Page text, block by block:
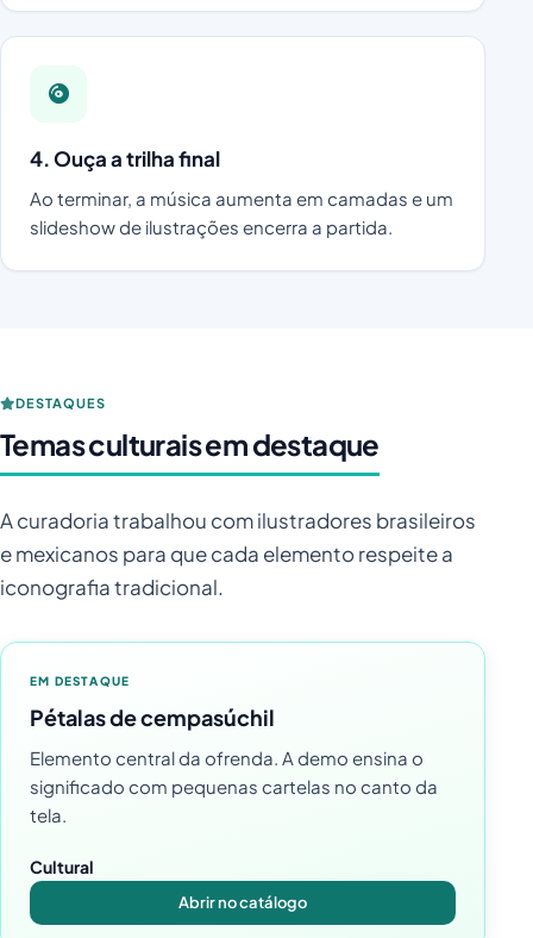
4. Ouça a trilha final
Ao terminar, a música aumenta em camadas e um
slideshow de ilustrações encerra a partida.
DESTAQUES
Temas culturais em destaque
A curadoria trabalhou com ilustradores brasileiros
e mexicanos para que cada elemento respeite a
iconografia tradicional.
EM DESTAQUE
Pétalas de cempasúchil
Elemento central da ofrenda. A demo ensina o
significado com pequenas cartelas no canto da
tela.
Cultural
Abrir no catálogo